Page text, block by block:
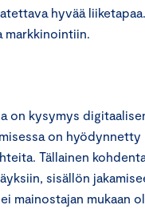
hyvää liiketapaa.
markkinointiin.
on kysymys
on
Tällainen
sisällön
mainostajan mukaan